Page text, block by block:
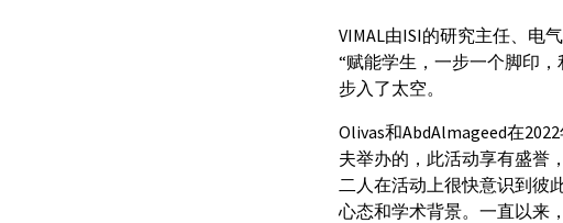
VIMAL由ISI的研究主任、电
“赋能学生，一步一个脚印
步入了太空。
Olivas和AbdAlmageed在
夫举办的，此活动享有盛誉
二人在活动上很快意识到彼
心态和学术背景。一直以来